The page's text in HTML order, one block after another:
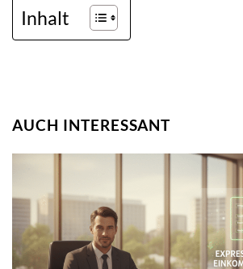
Inhalt
AUCH INTERESSANT